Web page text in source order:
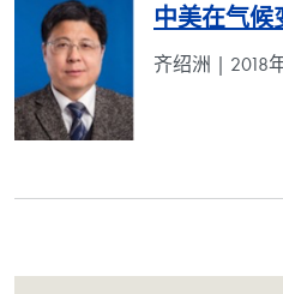
中美在气
齐绍洲 | 2018